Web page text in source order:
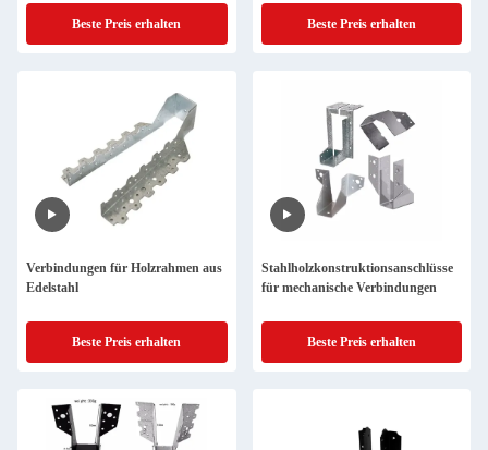
Beste Preis erhalten
Verbindungen
Beste Preis erhalten
Verbindungen für Holzrahmen aus
Edelstahl
Beste Preis erhalten
Stahlholzkonstruktionsanschlüsse
für mechanische Verbindungen
Beste Preis erhalten